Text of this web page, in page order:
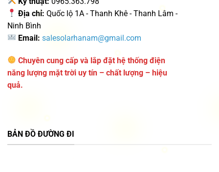
Địa chỉ: Quốc lộ 1A - Thanh Khê - Thanh Lâm -
Ninh Bình
Email: salesolarhanam@gmail.com
Chuyên cung cấp và lắp đặt hệ thống điện
năng lượng mặt trời uy tín – chất lượng – hiệu
quả.
BẢN ĐỒ ĐƯỜNG ĐI